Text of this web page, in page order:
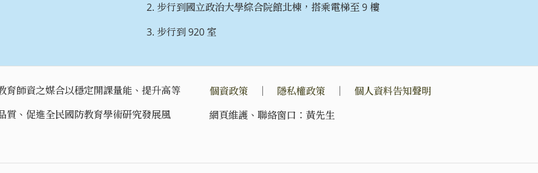
步行到國立政治大學綜合院館北棟，搭乘電梯至 9 樓
步行到 920 室
育師資之媒合以穩定開課量能、提升高等
質、促進全民國防教育學術研究發展風
個資政策｜ 隱私權政策｜ 個人資料告知聲明
網頁維護、聯絡窗口：黃先生